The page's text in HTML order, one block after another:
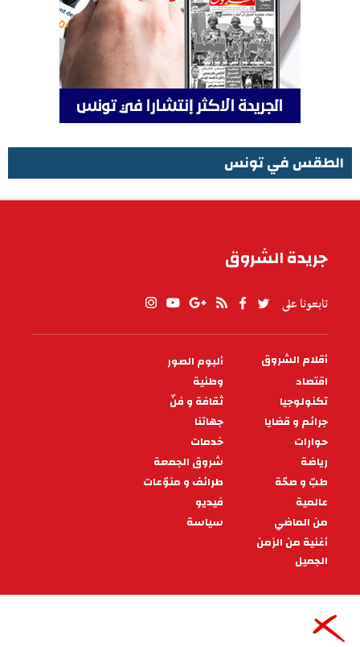
الطقس في تونس
جريدة الشروق
تابعونا على
PIED
DE
PAGE
أقلام الشروق
ألبوم الصور
اقتصاد
وطنية
تكنولوجيا
ثقافة و فنّ
جرائم و قضايا
جهاتنا
حوارات
خدمات
رياضة
شروق الجمعة
طبّ و صحّة
طرائف و منوّعات
عالمية
فيديو
من الماضي
سياسة
أغنية من الزمن
الجميل